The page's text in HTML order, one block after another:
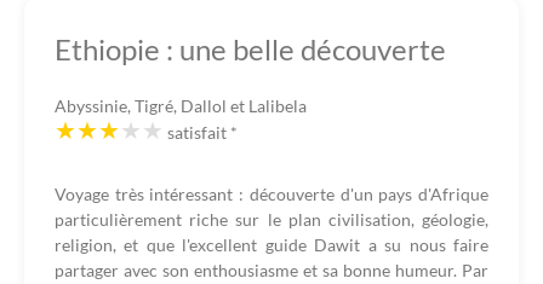
Ethiopie : une belle découverte
Abyssinie, Tigré, Dallol et Lalibela
satisfait *
Voyage très intéressant : découverte d'un pays d'Afrique
particulièrement riche sur le plan civilisation, géologie,
religion, et que l'excellent guide Dawit a su nous faire
partager avec son enthousiasme et sa bonne humeur. Par